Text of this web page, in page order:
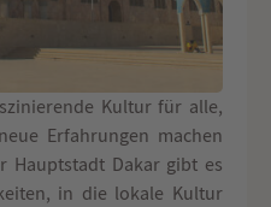
Kultur für alle,
Erfahrungen machen
Hauptstadt Dakar gibt es
in die lokale Kultur